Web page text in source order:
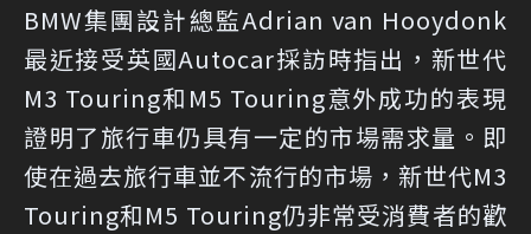
BMW集團設計總監Adrian van Hooydonk
最近接受英國Autocar採訪時指出，新世代
M3 Touring和M5 Touring意外成功的表現
證明了旅行車仍具有一定的市場需求量。即
使在過去旅行車並不流行的市場，新世代M3
Touring和M5 Touring仍非常受消費者的歡